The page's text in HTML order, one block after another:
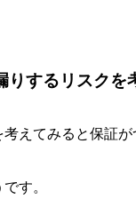
りするリスクを
えてみると保証が
す。